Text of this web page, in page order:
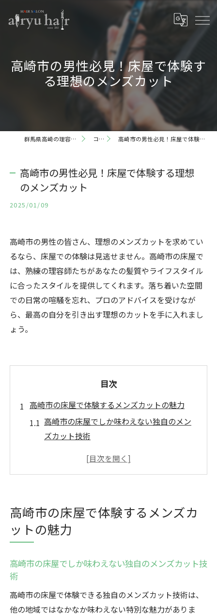
高崎市の男性必見！床屋で体験す
る理想のメンズカット
群馬県高崎の理容室ならairyu hair コラム 高崎市の男性必見！床屋で体験する理想のメンズカット
高崎市の男性必見！床屋で体験する理想
のメンズカット
2025/01/09
高崎市の男性の皆さん、理想のメンズカットを求めてい
るなら、床屋での体験は見逃せません。高崎市の床屋で
は、熟練の理容師たちがあなたの髪質やライフスタイル
に合ったスタイルを提供してくれます。落ち着いた空間
での日常の喧騒を忘れ、プロのアドバイスを受けなが
ら、最高の自分を引き出す理想のカットを手に入れまし
ょう。
目次
高崎市の床屋で体験するメンズカットの魅力
高崎市の床屋でしか味わえない独自のメン
ズカット技術
理想のスタイルに近づくための高崎市の床
高崎市の床屋でのメンズカットが求められ
る理由
信
理想のスタイルを実現する高崎市の床屋でのメ
ンズカット
高崎市の床屋で体験するメンズカ
ットの魅力
高崎市の床屋でしか味わえない独自のメンズカット技
術
高崎市の床屋で体験できる独自のメンズカット技術は、
他の地域ではなかなか味わえない特別な魅力がありま